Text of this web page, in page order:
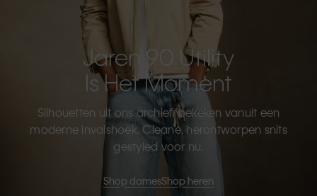
Jaren 90 Utility
Is Het Moment
Silhouetten uit ons archief, bekeken vanuit een
moderne invalshoek. Cleane, herontworpen snits
gestyled voor nu.
Shop damesShop heren